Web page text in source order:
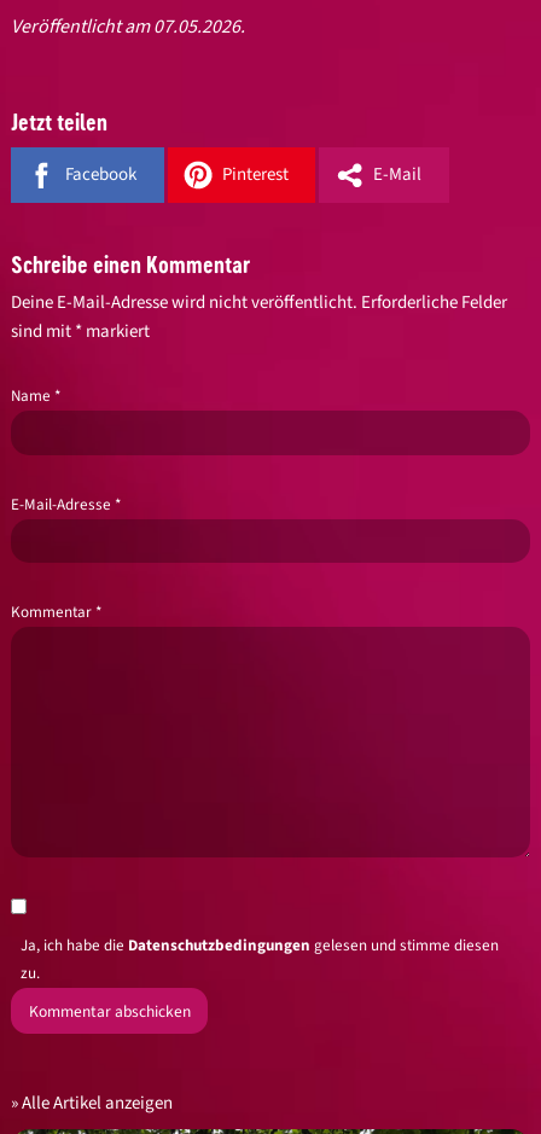
Veröffentlicht am 07.05.2026.
Jetzt teilen
Facebook Pinterest E-Mail
Schreibe einen Kommentar
Deine E-Mail-Adresse wird nicht veröffentlicht. Erforderliche Felder
sind mit*markiert
Name *
E-Mail-Adresse *
Kommentar *
Ja, ich habe die Datenschutzbedingungen gelesen und stimme diesen
zu.
Alle Artikel anzeigen